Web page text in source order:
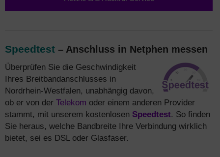
Speedtest – Anschluss in Netphen messen
Überprüfen Sie die Geschwindigkeit
Ihres Breitbandanschlusses in
Nordrhein-Westfalen, unabhängig davon,
ob er von der Telekom oder einem anderen Provider
stammt, mit unserem kostenlosen Speedtest. So finden
Sie heraus, welche Bandbreite Ihre Verbindung wirklich
bietet, sei es DSL oder Glasfaser.